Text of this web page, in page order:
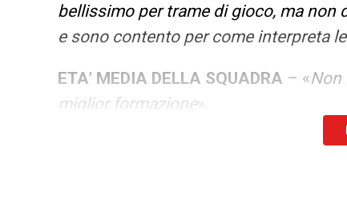
bellissimo per trame di gioco, ma non
e sono contento per come interpreta
ETA’ MEDIA DELLA SQUADRA – «Non
miglior formazione».
Chi non fa non